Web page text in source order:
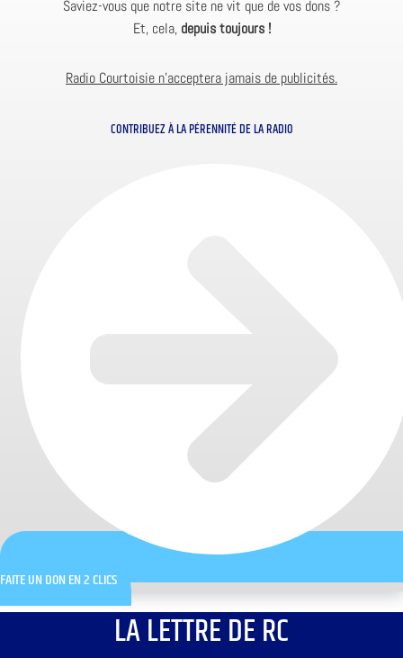
Saviez-vous que notre site ne vit que de vos dons ?
Et, cela, depuis toujours !
Radio Courtoisie n’acceptera jamais de publicités.
CONTRIBUEZ À LA PÉRENNITÉ DE LA RADIO
FAITE UN DON EN 2 CLICS
LA LETTRE DE RC